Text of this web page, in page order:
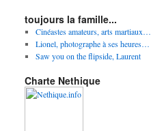
toujours la famille...
Cinéastes amateurs, arts martiaux…
Lionel, photographe à ses heures…
Saw you on the flipside, Laurent
Charte Nethique